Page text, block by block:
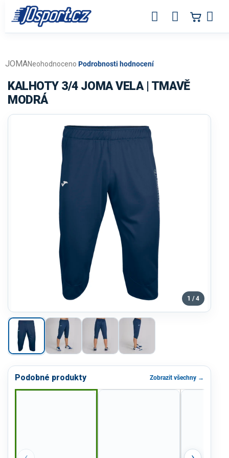
obsah
Průměrné
produktu
je
0,0
Neohodnoceno Podrobnosti hodnocení
JOMA
KALHOTY 3/4 JOMA VELA | TMAVĚ
MODRÁ
1 / 4
Podobné produkty Zobrazit všechny →